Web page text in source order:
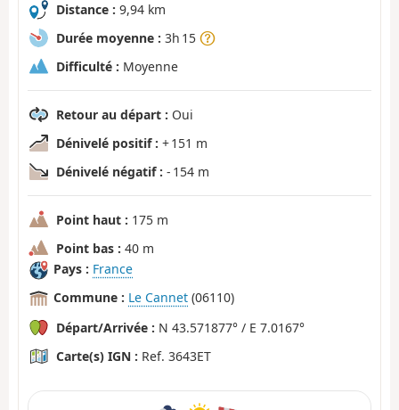
Distance : 9,94 km
Durée moyenne : 3h 15
Difficulté : Moyenne
Retour au départ : Oui
Dénivelé positif : + 151 m
Dénivelé négatif : - 154 m
Point haut : 175 m
Point bas : 40 m
Pays : France
Commune : Le Cannet (06110)
Départ/Arrivée : N 43.571877° / E 7.0167°
Carte(s) IGN : Ref. 3643ET